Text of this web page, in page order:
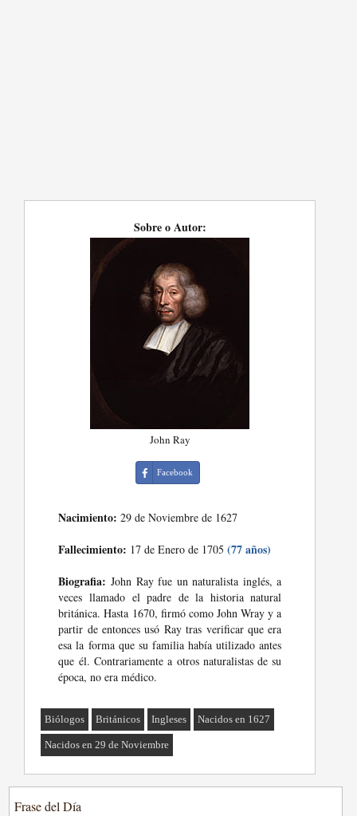
Sobre o Autor:
John Ray
Facebook
Nacimiento: 29 de Noviembre de 1627
Fallecimiento: 17 de Enero de 1705(77 años)
Biografia: John Ray fue un naturalista inglés, a
veces llamado el padre de la historia natural
británica. Hasta 1670, firmó como John Wray y a
partir de entonces usó Ray tras verificar que era
esa la forma que su familia había utilizado antes
que él. Contrariamente a otros naturalistas de su
época, no era médico.
Biólogos Británicos Ingleses Nacidos en 1627
Nacidos en 29 de Noviembre
Frase del Día